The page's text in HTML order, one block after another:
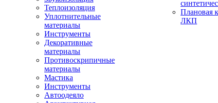
Теплоизоляция
Уплотнительные
материалы
Инструменты
Декоративные
материалы
Противоскрипичные
материалы
Мастика
Инструменты
Автоодеяло
Плановая
ЛКП